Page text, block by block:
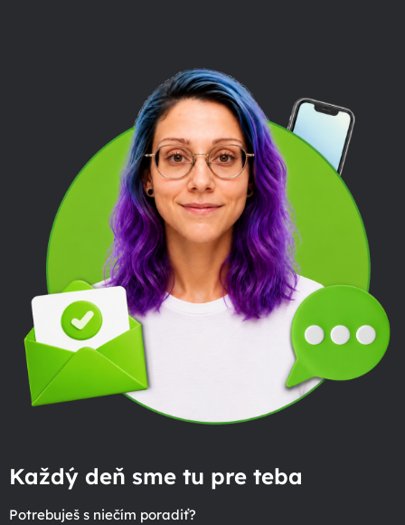
Každý deň sme tu pre teba
Potrebuješ s niečím poradiť?